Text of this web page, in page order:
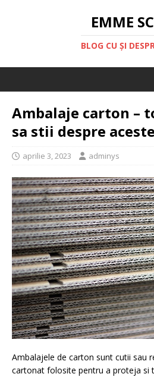
EMME
BLOG CU ȘI
Ambalaje carton –
sa stii despre
aprilie 3, 2023 adminys
Ambalajele de carton sunt cutii sau
cartonat folosite pentru a proteja si